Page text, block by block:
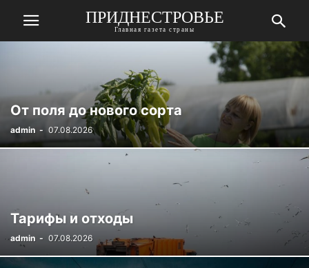
ПРИДНЕСТРОВЬЕ
Главная газета страны
От поля до нового сорта
admin - 07.08.2026
Тарифы и отходы
admin - 07.08.2026